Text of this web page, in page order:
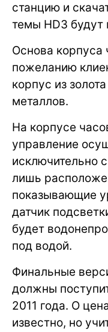
станцию и
темы HD3 будут
Основа корпуса
пожеланию
корпус из
металлов.
На корпусе
управление
исключительно
лишь
показывающие
датчик
будет
под водой.
Финальные
должны
2011 года. О
известно, но